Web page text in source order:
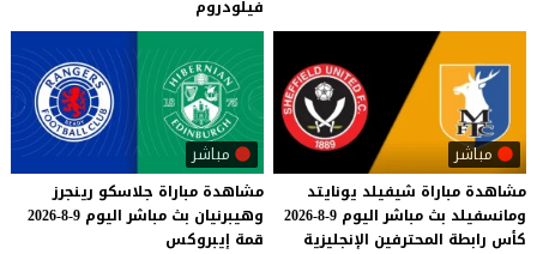
فيلودروم
مباشر
مشاهدة مباراة شيفيلد يونايتد
ومانسفيلد بث مباشر اليوم 9-8-2026
كأس رابطة المحترفين الإنجليزية
مباشر
مشاهدة مباراة جلاسكو رينجرز
وهيبرنيان بث مباشر اليوم 9-8-2026
قمة إيبروكس